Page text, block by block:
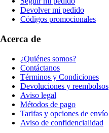
Devolver mi pedido
Códigos promocionales
Acerca de
¿Quiénes somos?
Contáctanos
Términos y Condiciones
Devoluciones y reembolsos
Aviso legal
Métodos de pago
Tarifas y opciones de envío
Aviso de confidencialidad